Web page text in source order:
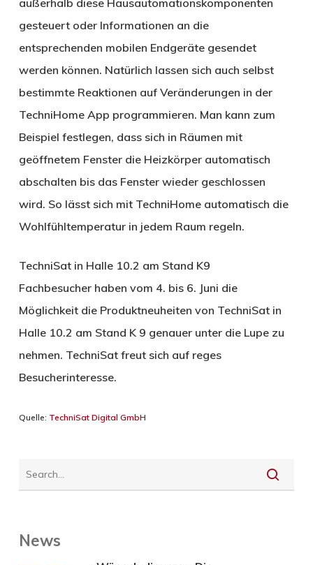
gesteuert oder Informationen an die
entsprechenden mobilen Endgeräte gesendet
werden können. Natürlich lassen sich auch selbst
bestimmte Reaktionen auf Veränderungen in der
TechniHome App programmieren. Man kann zum
Beispiel festlegen, dass sich in Räumen mit
geöffnetem Fenster die Heizkörper automatisch
abschalten bis das Fenster wieder geschlossen
wird. So lässt sich mit TechniHome automatisch die
Wohlfühltemperatur in jedem Raum regeln.
TechniSat in Halle 10.2 am Stand K9
Fachbesucher haben vom 4. bis 6. Juni die
Möglichkeit die Produktneuheiten von TechniSat in
Halle 10.2 am Stand K 9 genauer unter die Lupe zu
nehmen. TechniSat freut sich auf reges
Besucherinteresse.
Quelle: TechniSat Digital GmbH
News